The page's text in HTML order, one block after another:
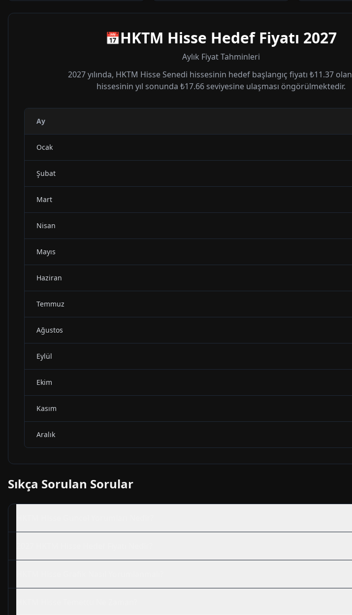
📅HKTM Hisse Hedef Fiyatı 2027
Aylık Fiyat Tahminleri
2027yılında, HKTM Hisse Senedi hissesinin hedef başlangıç fiyatı ₺11.37olan
hissesinin yıl sonunda₺17.66 seviyesine ulaşması öngörülmektedir.
Ay
Ocak
Şubat
Mart
Nisan
Mayıs
Haziran
Temmuz
Ağustos
Eylül
Ekim
Kasım
Aralık
Sıkça Sorulan Sorular